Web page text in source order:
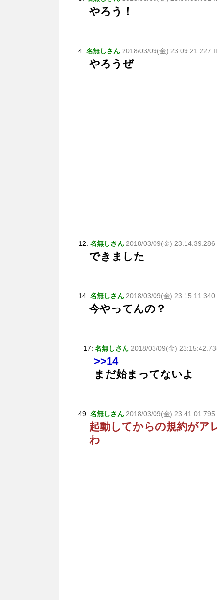
やろう！
4: 名無しさん 2018/03/09(金) 23:09:21.227
やろうぜ
12: 名無しさん 2018/03/09(金) 23:14:39.286
できました
14: 名無しさん 2018/03/09(金) 23:15:11.340
今やってんの？
17: 名無しさん 2018/03/09(金)
>>14
まだ始まってないよ
49: 名無しさん 2018/03/09(金) 23:41:01.795
起動してからの規約がア
わ